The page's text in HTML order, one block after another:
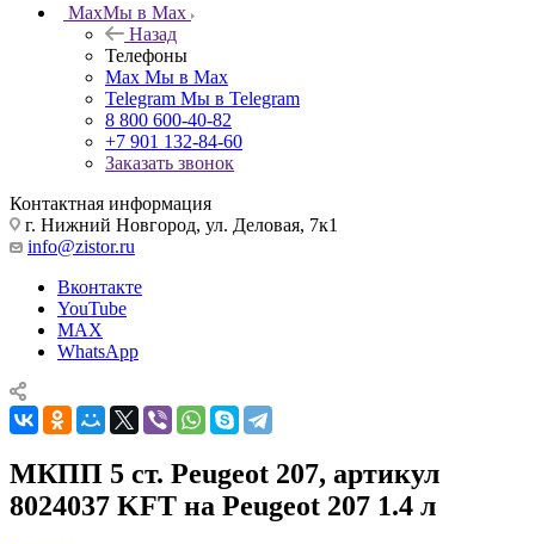
MaxМы в Max
Назад
Телефоны
Max Мы в Max
Telegram Мы в Telegram
8 800 600-40-82
+7 901 132-84-60
Заказать звонок
Контактная информация
г. Нижний Новгород, ул. Деловая, 7к1
info@zistor.ru
Вконтакте
YouTube
MAX
WhatsApp
МКПП 5 ст. Peugeot 207, артикул
8024037 KFT на Peugeot 207 1.4 л